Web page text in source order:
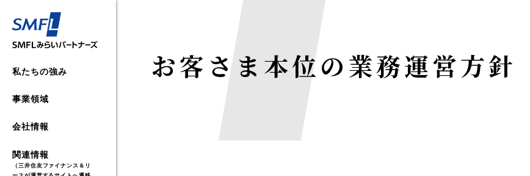
私たちの強み
事業領域
事業領域 TOP
不動産事業
環境エネルギー事業
会社情報
会社情報 TOP
SMFL Way
関連情報
（三井住友ファイナンス＆リ
脱炭素支援
お客さま本位の業務運営方針